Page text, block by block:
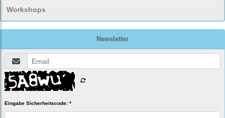
Workshops
Newsletter
Eingabe Sicherheitscode: *